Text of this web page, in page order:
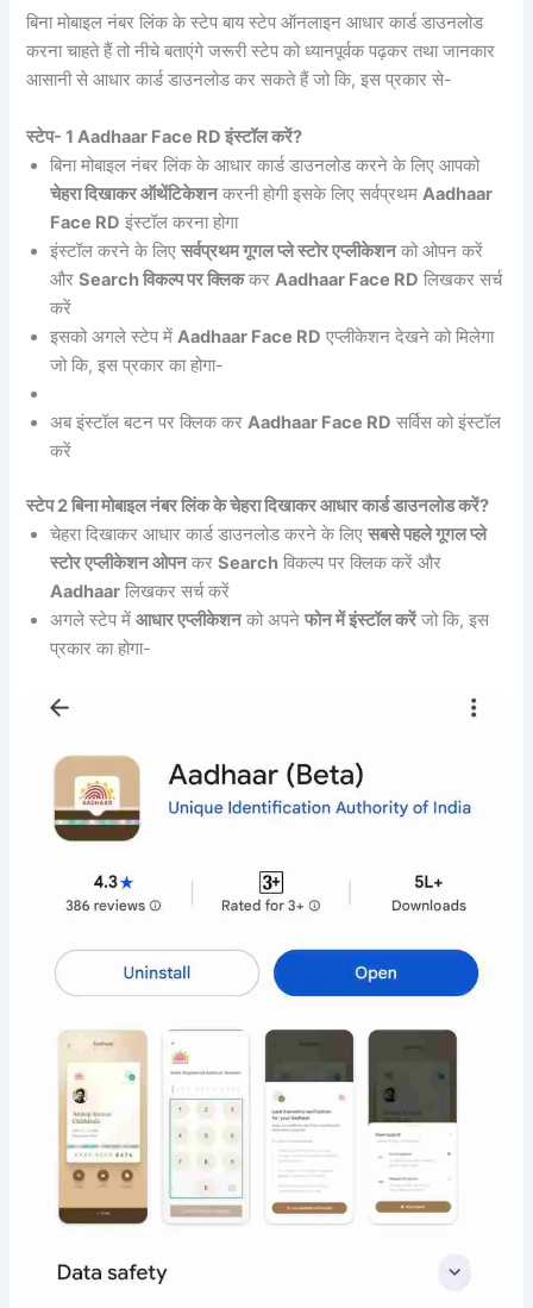
बिना मोबाइल नंबर लिंक के स्टेप बाय स्टेप ऑनलाइन आधार कार्ड डाउनलोड
करना चाहते हैं तो नीचे बताएंगे जरूरी स्टेप को ध्यानपूर्वक पढ़कर तथा जानकार
आसानी से आधार कार्ड डाउनलोड कर सकते हैं जो कि, इस प्रकार से-
स्टेप- 1 Aadhaar Face RD इंस्टॉल करें?
बिना मोबाइल नंबर लिंक के आधार कार्ड डाउनलोड करने के लिए आपको
चेहरा दिखाकर ऑथेंटिकेशनकरनी होगी इसके लिए सर्वप्रथमAadhaar
Face RD इंस्टॉल करना होगा
इंस्टॉल करने के लिएसर्वप्रथम गूगल प्ले स्टोर एप्लीकेशनको ओपन करें
औरSearch विकल्प पर क्लिककरAadhaar Face RD लिखकर सर्च
करें
इसको अगले स्टेप मेंAadhaar Face RD एप्लीकेशन देखने को मिलेगा
जो कि, इस प्रकार का होगा-
अब इंस्टॉल बटन पर क्लिक करAadhaar Face RD सर्विस को इंस्टॉल
करें
स्टेप 2 बिना मोबाइल नंबर लिंक के चेहरा दिखाकर आधार कार्ड डाउनलोड करें?
चेहरा दिखाकर आधार कार्ड डाउनलोड करने के लिएसबसे पहले गूगल प्ले
स्टोर एप्लीकेशन ओपनकरSearch विकल्प पर क्लिक करें और
Aadhaar लिखकर सर्च करें
अगले स्टेप मेंआधार एप्लीकेशनको अपनेफोन में इंस्टॉल करेंजो कि, इस
प्रकार का होगा-